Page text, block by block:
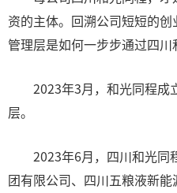
资的主体。回溯公司短短的
管理层是如何一步步通过四川
2023年3月，和光同程成
层。
2023年6月，四川和光同
团有限公司、四川五粮液新